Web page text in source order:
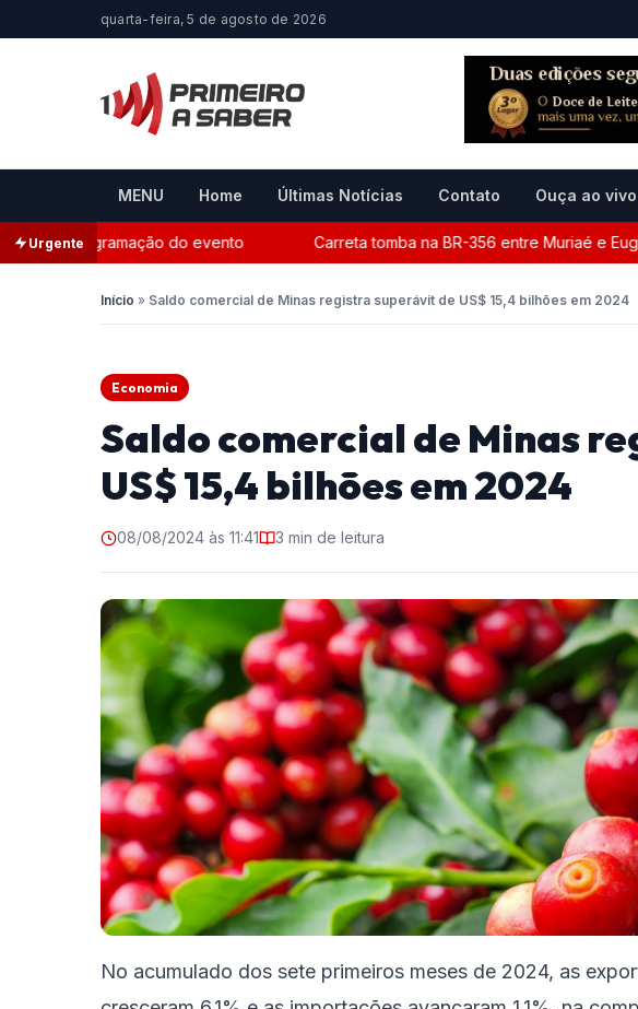
quarta-feira, 5 de agosto de 2026
MENU Home Últimas Notícias Contato Ouça ao vivo
Urgente
programação do evento Carreta tomba na BR-356 entre Muriaé e
Início » Saldo comercial de Minas registra superávit de US$ 15,4 bilhões em 2024
Economia
Saldo comercial de Minas
US$ 15,4 bilhões em 2024
08/08/2024 às 11:41 3 min de leitura
No acumulado dos sete primeiros meses de 2024, as